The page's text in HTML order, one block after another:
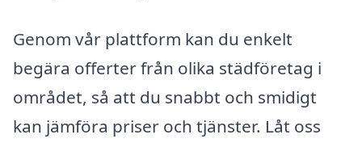
Genom vår plattform kan du enkelt
begära offerter från olika städföretag i
området, så att du snabbt och smidigt
kan jämföra priser och tjänster. Låt oss